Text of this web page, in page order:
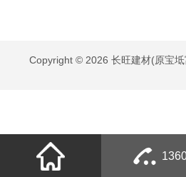
Copyright © 2026 长旺建材(原宝